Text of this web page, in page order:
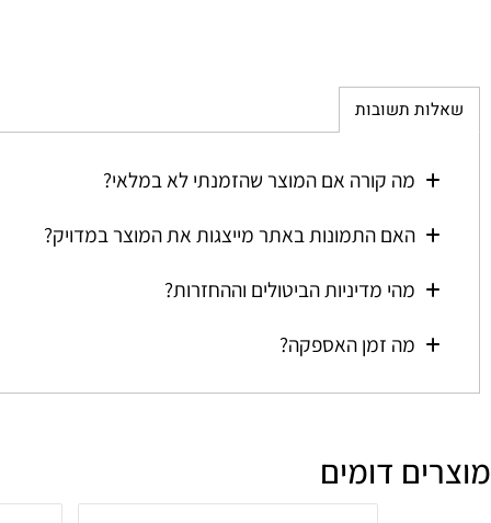
מה קורה אם המוצר שהזמנתי לא במלאי?
האם התמונות באתר מייצגות את המוצר במדויק?
מהי מדיניות הביטולים וההחזרות?
מה זמן האספקה?